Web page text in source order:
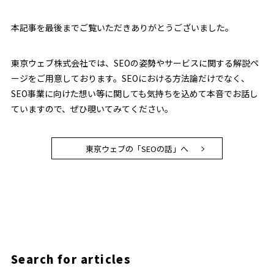
本記事を最後までご覧いただきありがとうございました。
東京ウェブ株式会社では、SEOの姿勢やサービスに関する解説ペ
ージをご用意しております。SEOにおける方法論だけでなく、
SEO事業に向けた想い等に関しても気持ちを込めて本音でお話し
ていますので、ぜひ覗いてみてください。
東京ウェブの「SEOの話」へ
Search for articles